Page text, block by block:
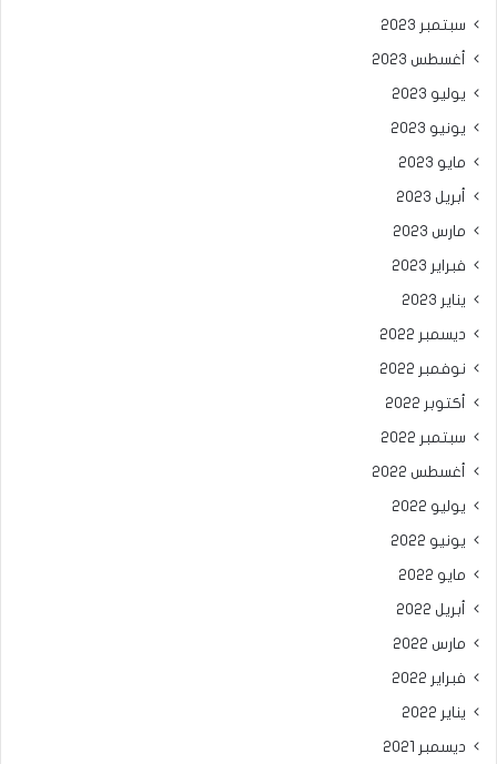
سبتمبر 2023
أغسطس 2023
يوليو 2023
يونيو 2023
مايو 2023
أبريل 2023
مارس 2023
فبراير 2023
يناير 2023
ديسمبر 2022
نوفمبر 2022
أكتوبر 2022
سبتمبر 2022
أغسطس 2022
يوليو 2022
يونيو 2022
مايو 2022
أبريل 2022
مارس 2022
فبراير 2022
يناير 2022
ديسمبر 2021